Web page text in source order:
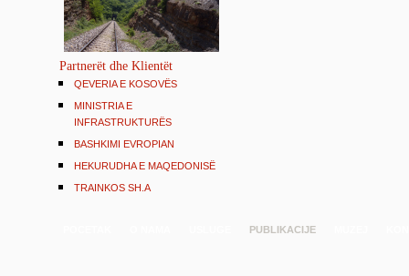
Partnerët dhe Klientët
QEVERIA E KOSOVËS
MINISTRIA E
INFRASTRUKTURËS
BASHKIMI EVROPIAN
HEKURUDHA E MAQEDONISË
TRAINKOS SH.A
PUBLIKACIJE